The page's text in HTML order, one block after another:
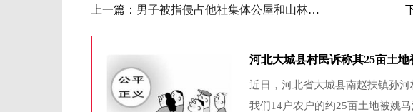
上一篇： 男子被指侵占他社集体公屋和山林土地30年
河北大城县村民诉称其25亩土地
近日，河北省大城县南赵扶镇孙
我们14户农户的约25亩土地被姚